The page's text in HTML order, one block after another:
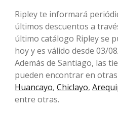
Ripley te informará
últimos descuentos a
último catálogo Ripley se
hoy y es válido desde 03/
Además de Santiago, las
pueden encontrar en
Huancayo, Chiclayo,
entre otras.